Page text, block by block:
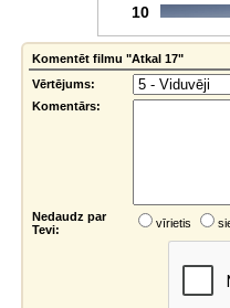
10
Komentēt filmu "Atkal 17"
Vērtējums:
Komentārs:
Nedaudz par
Tevi:
vīrietis